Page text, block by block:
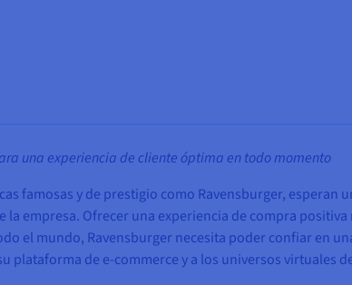
una experiencia de cliente óptima en todo momento
famosas y de prestigio como Ravensburger, esperan
la empresa. Ofrecer una experiencia de compra
el mundo, Ravensburger necesita poder confiar en
plataforma de e-commerce y a los universos virtuales